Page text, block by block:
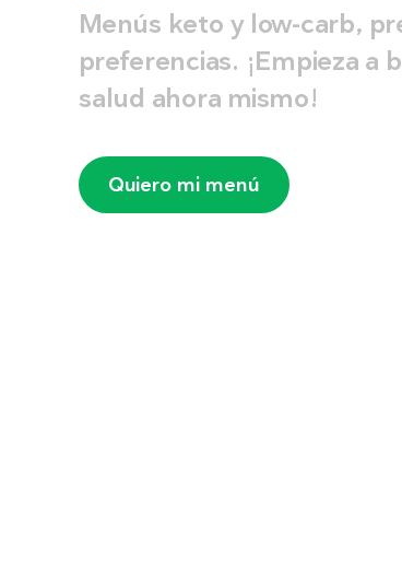
Menús keto y low-carb,
preferencias. ¡Empieza a
salud ahora mismo!
Quiero mi menú